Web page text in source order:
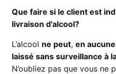
Que faire si le client est
livraison d'alcool?
L’alcool ne peut, en
laissé sans surveillance à
N’oubliez pas que vous ne